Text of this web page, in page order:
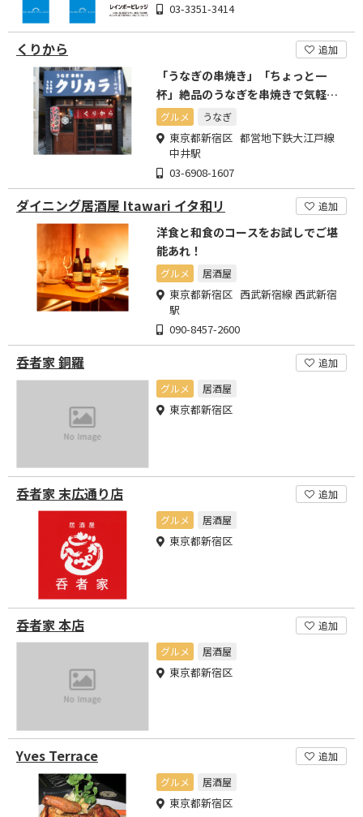
03-3351-3414
くりから 追加
「うなぎの串焼き」「ちょっと一
杯」絶品のうなぎを串焼きで気軽に
味わえるお店
グルメ うなぎ
東京都新宿区 都営地下鉄大江戸線
中井駅
03-6908-1607
ダイニング居酒屋 Itawari イタ和リ 追加
洋食と和食のコースをお試しでご堪
能あれ！
グルメ 居酒屋
東京都新宿区 西武新宿線 西武新宿
駅
090-8457-2600
呑者家 銅羅
追加
グルメ
居酒屋
東京都新宿区
呑者家 末広通り店
追加
グルメ
居酒屋
東京都新宿区
呑者家 本店
追加
グルメ
居酒屋
東京都新宿区
Yves Terrace
追加
グルメ
居酒屋
東京都新宿区